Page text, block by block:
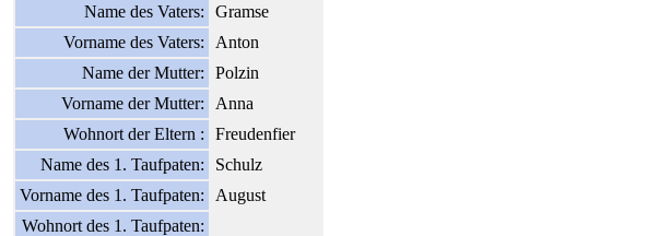
Name des Vaters:
Gramse
Vorname des Vaters:
Anton
Name der Mutter:
Polzin
Vorname der Mutter:
Anna
Wohnort der Eltern :
Freudenfier
Name des 1. Taufpaten:
Schulz
Vorname des 1. Taufpaten:
August
Wohnort des 1. Taufpaten: